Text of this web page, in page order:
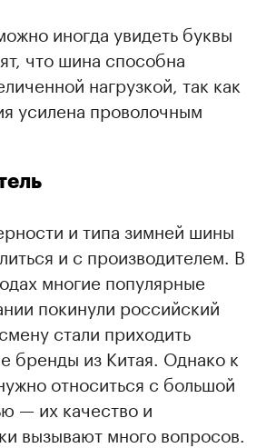
иногда увидеть буквы
что шина способна
нагрузкой, так как
усилена проволочным
и типа зимней шины
и с производителем. В
многие популярные
покинули российский
стали приходить
бренды из Китая. Однако к
относиться с большой
— их качество и
вызывают много вопросов.